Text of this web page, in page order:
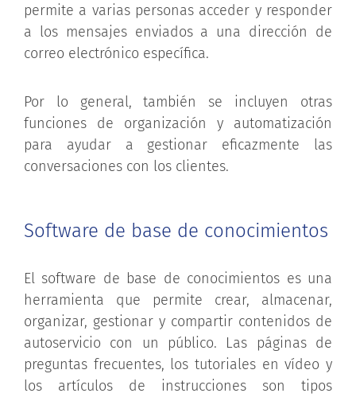
permite a varias personas acceder y responder
a los mensajes enviados a una dirección de
correo electrónico específica.
Por lo general, también se incluyen otras
funciones de organización y automatización
para ayudar a gestionar eficazmente las
conversaciones con los clientes.
Software de base de conocimientos
El software de base de conocimientos es una
herramienta que permite crear, almacenar,
organizar, gestionar y compartir contenidos de
autoservicio con un público. Las páginas de
preguntas frecuentes, los tutoriales en vídeo y
los artículos de instrucciones son tipos